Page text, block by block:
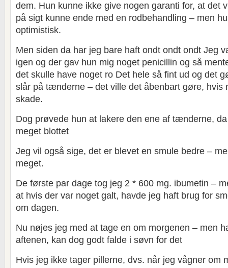
dem. Hun kunne ikke give nogen garanti for, at det
på sigt kunne ende med en rodbehandling – men
optimistisk.
Men siden da har jeg bare haft ondt ondt ondt Jeg
igen og der gav hun mig noget penicillin og så
det skulle have noget ro Det hele så fint ud og det
slår på tænderne – det ville det åbenbart gøre, hvis
skade.
Dog prøvede hun at lakere den ene af tænderne,
meget blottet
Jeg vil også sige, det er blevet en smule bedre –
meget.
De første par dage tog jeg 2 * 600 mg. ibumetin –
at hvis der var noget galt, havde jeg haft brug for
om dagen.
Nu nøjes jeg med at tage en om morgenen – men
aftenen, kan dog godt falde i søvn for det
Hvis jeg ikke tager pillerne, dvs. når jeg vågner om